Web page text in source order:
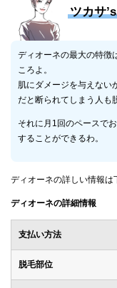
ツカサ
ディオーネの最大の特徴
ころよ。
肌にダメージを与えない
だと断られてしまう人も
それに月1回のペースで
することができるわ。
ディオーネの詳しい情報は
ディオーネの詳細情報
支払い方法
脱毛部位